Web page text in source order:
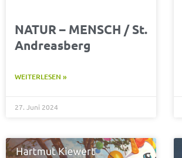
NATUR – MENSCH / St.
Andreasberg
WEITERLESEN »
27. Juni 2024